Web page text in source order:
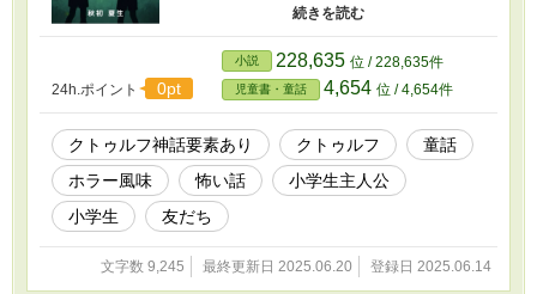
った。 声を聞き、光にふれ、やがて姿を消す。
ソウタは彼を救うため、異世界へと足を踏み入
れるが、そこは“なにもかもがきれいで、なにも
かもがこわい場所”だった。 ぼくらは、なにを選
ぶ？ 本当の友だちって、なんだろう？ 友情と恐
怖が交差する、クトゥルフ風味の児童文学。
24h.ポイント 0pt
小説 228,635 位 / 228,635件
児童書・童話 4,654 位 / 4,654件
クトゥルフ神話要素あり クトゥルフ
童話
ホラー風味
怖い話
小学生主人公
小学生
友だち
文字数 9,245 最終更新日 2025.06.20 登録日 2025.06.14